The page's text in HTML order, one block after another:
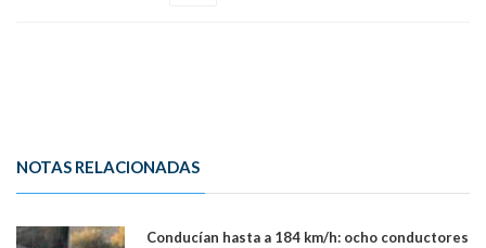
NOTAS RELACIONADAS
Conducían hasta a 184 km/h: ocho conductores